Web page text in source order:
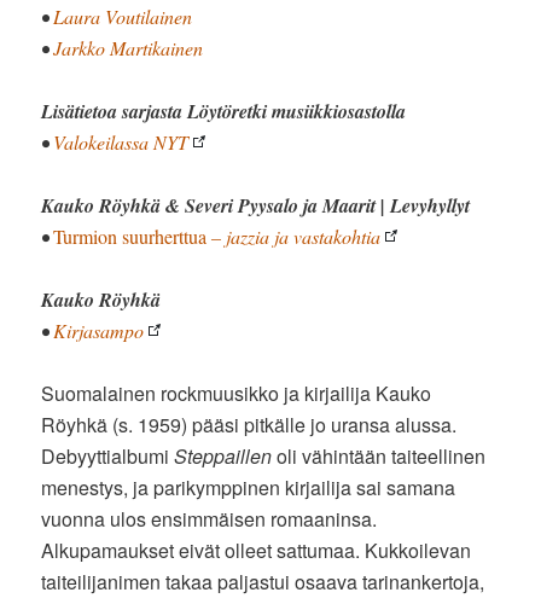
•Laura Voutilainen
•Jarkko Martikainen
Lisätietoa sarjasta Löytöretki musiikkiosastolla
•Valokeilassa NYT
Kauko Röyhkä & Severi Pyysalo ja Maarit | Levyhyllyt
•Turmion suurherttua – jazzia ja vastakohtia
Kauko Röyhkä
•Kirjasampo
Suomalainen rockmuusikko ja kirjailija Kauko
Röyhkä (s. 1959) pääsi pitkälle jo uransa alussa.
DebyyttialbumiSteppaillenoli vähintään taiteellinen
menestys, ja parikymppinen kirjailija sai samana
vuonna ulos ensimmäisen romaaninsa.
Alkupamaukset eivät olleet sattumaa. Kukkoilevan
taiteilijanimen takaa paljastui osaava tarinankertoja,